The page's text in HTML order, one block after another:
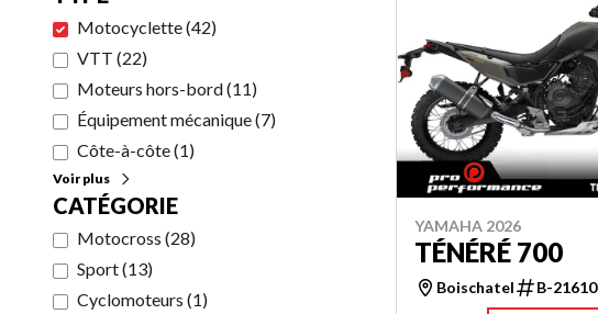
Motocyclette(42)
VTT (22)
Moteurs hors-bord(11)
Équipement mécanique(7)
Côte-à-côte(1)
Voir plus
CATÉGORIE
Motocross (28)
Sport(13)
Cyclomoteurs (1)
YAMAHA 2026
TÉNÉRÉ 700
Boischatel
B-21610